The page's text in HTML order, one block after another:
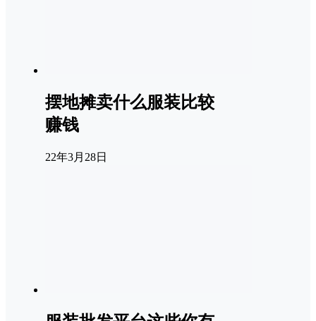
摆地摊卖什么服装比较
赚钱
22年3月28日